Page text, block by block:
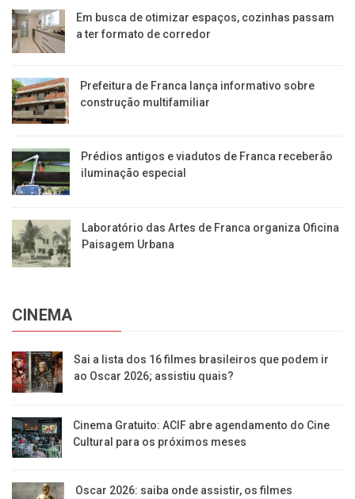
Em busca de otimizar espaços, cozinhas passam
a ter formato de corredor
Prefeitura de Franca lança informativo sobre
construção multifamiliar
Prédios antigos e viadutos de Franca receberão
iluminação especial
Laboratório das Artes de Franca organiza Oficina
Paisagem Urbana
CINEMA
Sai a lista dos 16 filmes brasileiros que podem ir
ao Oscar 2026; assistiu quais?
Cinema Gratuito: ACIF abre agendamento do Cine
Cultural para os próximos meses
Oscar 2026: saiba onde assistir, os filmes